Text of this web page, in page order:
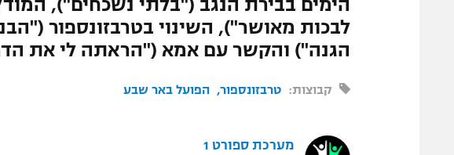
הימים בבירת הנגב ("בלתי נשכחים"), המודל
לבכות מאושר"), השינוי בטרבזונספור
הגנה") והקשר עם אמא ("הראתה לי את
קבוצות: טרבזונספור הפועל באר שבע
מערכת ספורט 1